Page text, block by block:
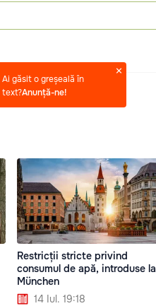
Ai găsit o greșeală în
text?Anunță-ne!
Restricții stricte privind
consumul de apă, introduse la
München
14 Iul. 19:18